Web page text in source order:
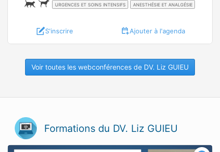
URGENCES ET SOINS INTENSIFS ANESTHÉSIE ET ANALGÉSIE
S'inscrire Ajouter à l'agenda
Voir toutes les webconférences de DV. Liz GUIEU
Formations du DV. Liz GUIEU